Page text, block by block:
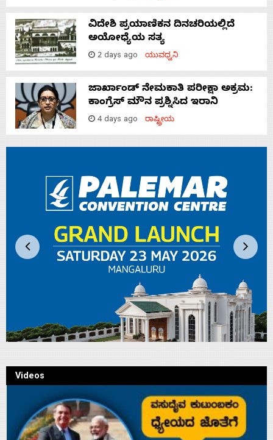
ವಿದೇಶಿ ಪ್ರಯಾಣಿಕನ ದಿನಚರಿಯಲ್ಲಿದೆ
ಅಯೋಧ್ಯೆಯ ಸತ್ಯ
2 days ago ಯುವಧ್ವನಿ
ಜಾರ್ಖಾಂಡ್‌ ನೇಮಕಾತಿ ಪರೀಕ್ಷಾ ಅಕ್ರಮ:
ಕಾಂಗ್ರೆಸ್‌ ಮೌನ ಪ್ರಶ್ನಿಸಿದ ಇರಾನಿ
4 days ago ರಾಷ್ಟ್ರೀಯ
Videos